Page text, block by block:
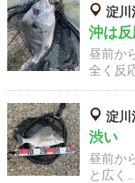
淀川
沖は反
昼前か
全く反
淀川
渋い
昼前か
と広く...